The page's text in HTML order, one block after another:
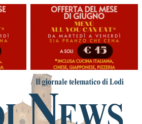
HOME
CRONACA